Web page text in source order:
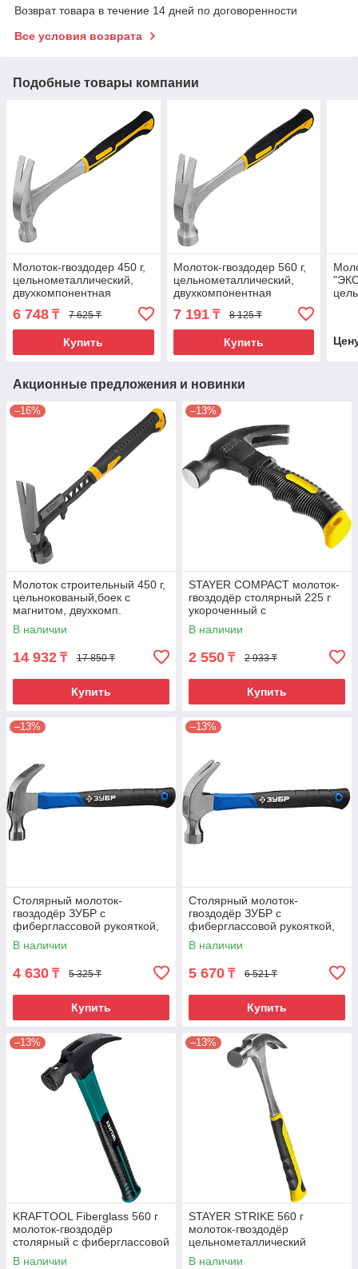
Возврат товара в течение 14 дней по договоренности
Все условия возврата
Подобные товары компании
Молоток-гвоздодер 450 г,
цельнометаллический,
двухкомпонентная
рукоятка Denzel
6 748 ₸ 7 625 ₸
Купить
Молоток-гвоздодер 560 г,
цельнометаллический,
двухкомпонентная
рукоятка Denzel
7 191₸ 8 125 ₸
Купить
Акционные предложения и новинки
–16%
Молоток строительный 450 г,
цельнокованый,боек с
магнитом, двухкомп.
обрезин. рук-ка Denzel
В наличии
14 932 ₸ 17 850 ₸
Купить
–13%
STAYER COMPACT молоток-
гвоздодёр столярный 225 г
укороченный с
фиберглассовой рукояткой
В наличии
2 550 ₸ 2 933 ₸
Купить
–13%
Столярный молоток-
гвоздодёр ЗУБР с
фиберглассовой рукояткой,
кованный, 450 г,
Профессионал
В наличии
4 630 ₸ 5 325 ₸
Купить
–13%
Столярный молоток-
гвоздодёр ЗУБР с
фиберглассовой рукояткой,
кованный, 560 г,
Профессионал
В наличии
5 670 ₸ 6 521 ₸
Купить
–13%
KRAFTOOL Fiberglass 560 г
молоток-гвоздодёр
столярный c фиберглассовой
рукояткой
В наличии
–13%
STAYER STRIKE 560 г
молоток-гвоздодёр
цельнометаллический
столярный
В наличии